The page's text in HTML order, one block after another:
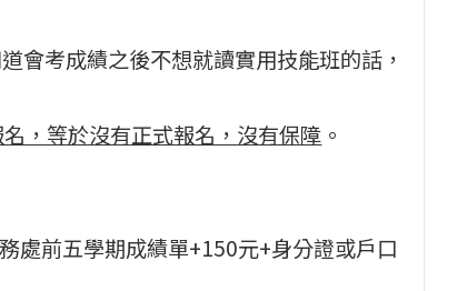
考成績之後不想就讀實用技能班的話，
，等於沒有正式報名，沒有保障 。
處前五學期成績單+150元+身分證或戶口